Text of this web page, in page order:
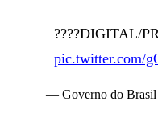
????DIGITAL/
pic.twitter.com/
— Governo do